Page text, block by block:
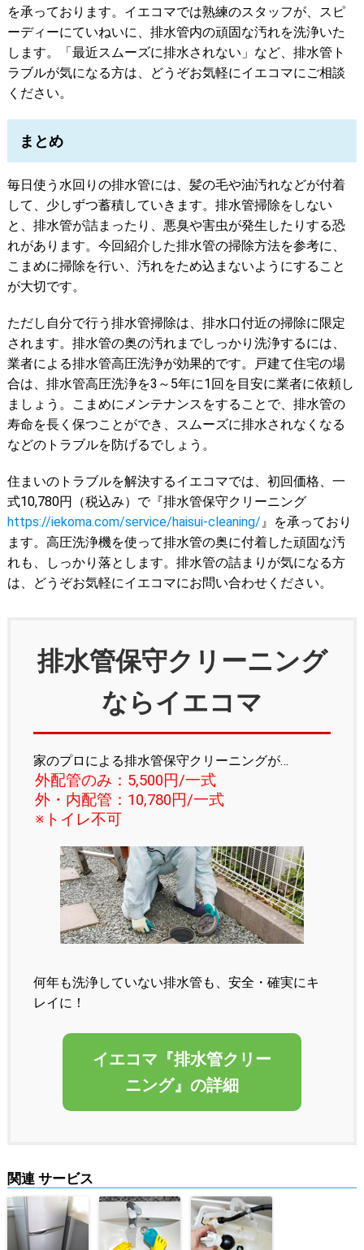
を承っております。イエコマでは熟練のスタッフが、スピ
ーディーにていねいに、排水管内の頑固な汚れを洗浄いた
します。「最近スムーズに排水されない」など、排水管ト
ラブルが気になる方は、どうぞお気軽にイエコマにご相談
ください。
まとめ
毎日使う水回りの排水管には、髪の毛や油汚れなどが付着
して、少しずつ蓄積していきます。排水管掃除をしない
と、排水管が詰まったり、悪臭や害虫が発生したりする恐
れがあります。今回紹介した排水管の掃除方法を参考に、
こまめに掃除を行い、汚れをため込まないようにすること
が大切です。
ただし自分で行う排水管掃除は、排水口付近の掃除に限定
されます。排水管の奥の汚れまでしっかり洗浄するには、
業者による排水管高圧洗浄が効果的です。戸建て住宅の場
合は、排水管高圧洗浄を3～5年に1回を目安に業者に依頼し
ましょう。こまめにメンテナンスをすることで、排水管の
寿命を長く保つことができ、スムーズに排水されなくなる
などのトラブルを防げるでしょう。
住まいのトラブルを解決するイエコマでは、初回価格、一
式10,780円（税込み）で『排水管保守クリーニング
https://iekoma.com/service/haisui-cleaning/ 』を承っており
ます。高圧洗浄機を使って排水管の奥に付着した頑固な汚
れも、しっかり落とします。排水管の詰まりが気になる方
は、どうぞお気軽にイエコマにお問い合わせください。
排水管保守クリーニング
ならイエコマ
家のプロによる排水管保守クリーニングが…
外配管のみ：5,500円/一式
外・内配管：10,780円/一式
※トイレ不可
何年も洗浄していない排水管も、安全・確実にキ
レイに！
イエコマ『排水管クリー
ニング』の詳細
関連 サービス